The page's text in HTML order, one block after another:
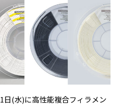
日(水)に高性能複合フィラメン